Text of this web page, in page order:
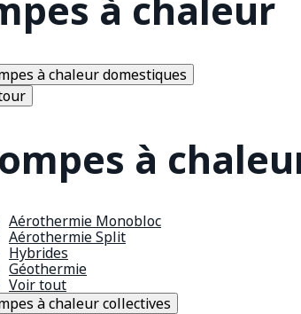
à chaleur domestiques
à
Aérothermie Monobloc
Aérothermie Split
Hybrides
Géothermie
Voir tout
à chaleur collectives